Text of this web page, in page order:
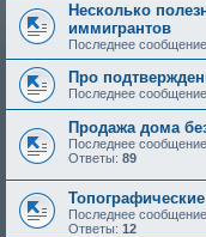
Несколько
иммигрантов
Последнее сообщение
Про
Последнее сообщение
Продажа дома
Последнее сообщение
Ответы: 89
Последнее сообщение
Ответы: 12